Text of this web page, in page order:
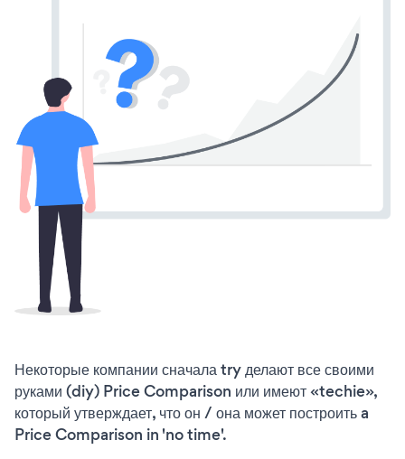
Некоторые компании сначала try делают все своими
руками (diy) Price Comparison или имеют «techie»,
который утверждает, что он / она может построить a
Price Comparison in 'no time'.